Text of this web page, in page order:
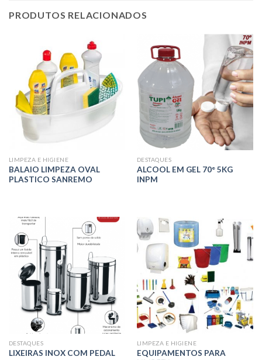
PRODUTOS RELACIONADOS
LIMPEZA E HIGIENE
BALAIO LIMPEZA OVAL
PLASTICO SANREMO
DESTAQUES
ALCOOL EM GEL 70° 5KG
INPM
DESTAQUES
LIXEIRAS INOX COM PEDAL
LIMPEZA E HIGIENE
EQUIPAMENTOS PARA